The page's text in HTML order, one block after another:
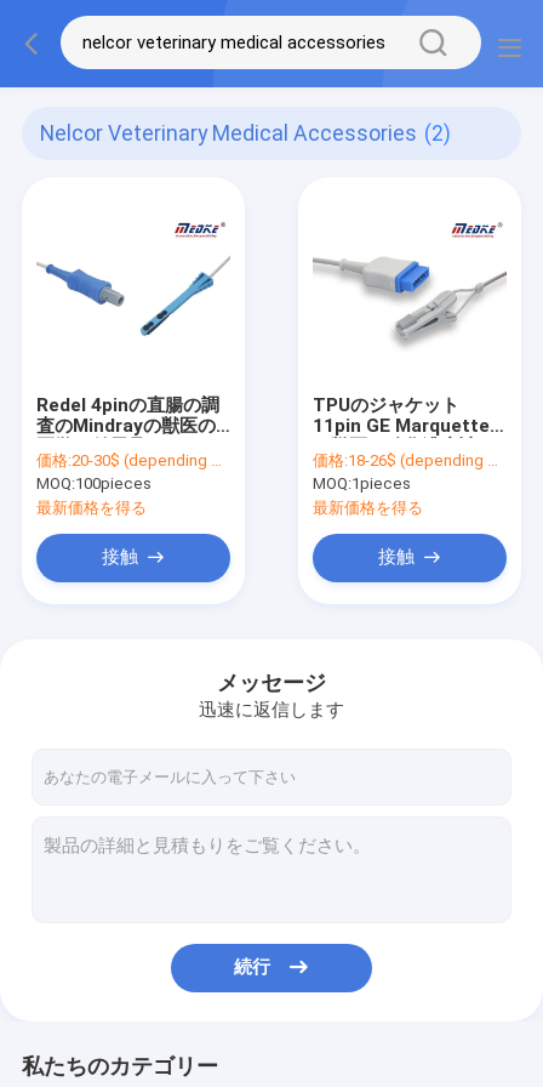
Nelcor Veterinary Medical Accessories (2)
Redel 4pinの直腸の調
査のMindrayの獣医の
価格:20-30$ (depending on order qty)
MOQ:100pieces
最新価格を得る
接触
TPUのジャケット
11pin GE Marquette
Spo2センサー
価格:18-26$ (depending on order qty)
MOQ:1pieces
最新価格を得る
接触
メッセージ
迅速に返信します
続行
私たちのカテゴリー